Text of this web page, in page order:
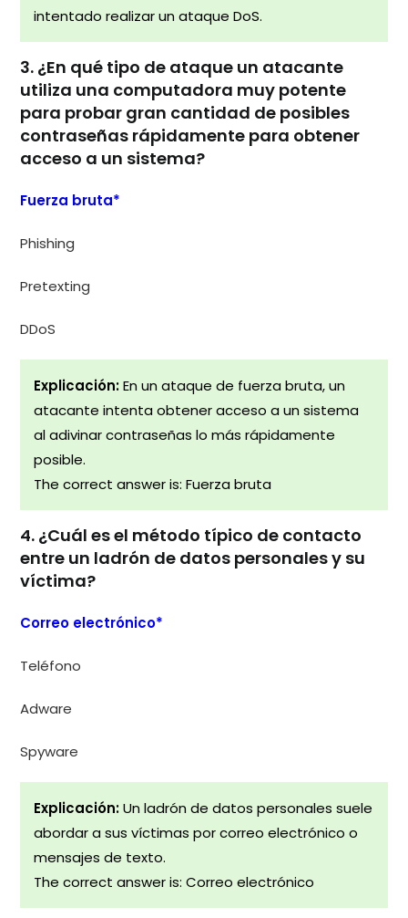
intentado realizar un ataque DoS.
3. ¿En qué tipo de ataque un atacante
utiliza una computadora muy potente
para probar gran cantidad de posibles
contraseñas rápidamente para obtener
acceso a un sistema?
Fuerza bruta*
Phishing
Pretexting
DDoS
Explicación:En un ataque de fuerza bruta, un
atacante intenta obtener acceso a un sistema
al adivinar contraseñas lo más rápidamente
posible.
The correct answer is: Fuerza bruta
4. ¿Cuál es el método típico de contacto
entre un ladrón de datos personales y su
víctima?
Correo electrónico*
Teléfono
Adware
Spyware
Explicación:Un ladrón de datos personales suele
abordar a sus víctimas por correo electrónico o
mensajes de texto.
The correct answer is: Correo electrónico